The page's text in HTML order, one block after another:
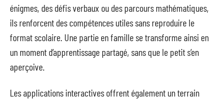
énigmes, des défis verbaux ou des parcours mathématiques,
ils renforcent des compétences utiles sans reproduire le
format scolaire. Une partie en famille se transforme ainsi en
un moment d’apprentissage partagé, sans que le petit s’en
aperçoive.
Les applications interactives offrent également un terrain